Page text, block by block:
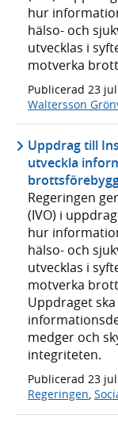
hur
hälso- och
utvecklas i
motverka
Publicerad 23
Waltersson
Uppdrag till
utveckla
Regeringen
(IVO) i
hur
hälso- och
utvecklas i
motverka
Uppdraget
medger och
integriteten.
Publicerad 23
Regeringen,